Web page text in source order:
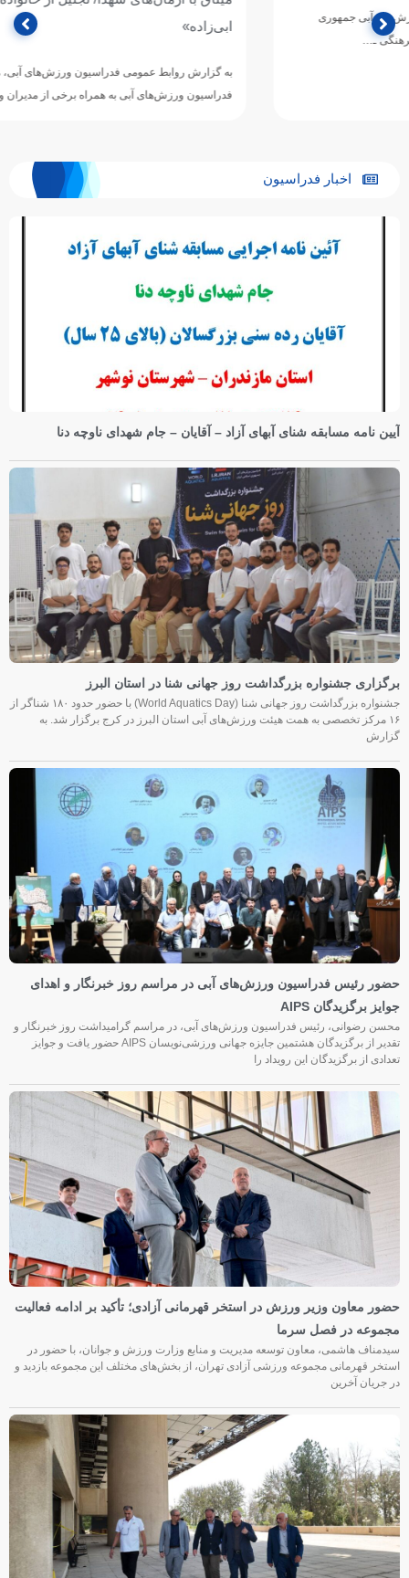
ابی‌زاده»
به گزارش روابط عمومی فدراسیون ورزش‌های آبی، محسن رضوانی رئیس
فدراسیون ورزش‌های آبی به همراه برخی از مدیران ورزشی در…
اخبار فدراسیون
آیین نامه مسابقه شنای آبهای آزاد – آقایان – جام شهدای ناوچه دنا
برگزاری جشنواره بزرگداشت روز جهانی شنا در استان البرز
جشنواره بزرگداشت روز جهانی شنا (World Aquatics Day) با حضور حدود ۱۸۰ شناگر از
۱۶ مرکز تخصصی به همت هیئت ورزش‌های آبی استان البرز در کرج برگزار شد. به
گزارش
حضور رئیس فدراسیون ورزش‌های آبی در مراسم روز خبرنگار و اهدای
جوایز برگزیدگان AIPS
محسن رضوانی، رئیس فدراسیون ورزش‌های آبی، در مراسم گرامیداشت روز خبرنگار و
تقدیر از برگزیدگان هشتمین جایزه جهانی ورزشی‌نویسان AIPS حضور یافت و جوایز
تعدادی از برگزیدگان این رویداد را
حضور معاون وزیر ورزش در استخر قهرمانی آزادی؛ تأکید بر ادامه فعالیت
مجموعه در فصل سرما
سیدمناف هاشمی، معاون توسعه مدیریت و منابع وزارت ورزش و جوانان، با حضور در
استخر قهرمانی مجموعه ورزشی آزادی تهران، از بخش‌های مختلف این مجموعه بازدید و
در جریان آخرین